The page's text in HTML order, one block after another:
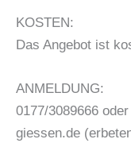
KOSTEN:
Das Angebot ist
ANMELDUNG:
0177/3089666
giessen.de